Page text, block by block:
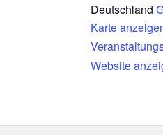
Deutschland
Karte
Website